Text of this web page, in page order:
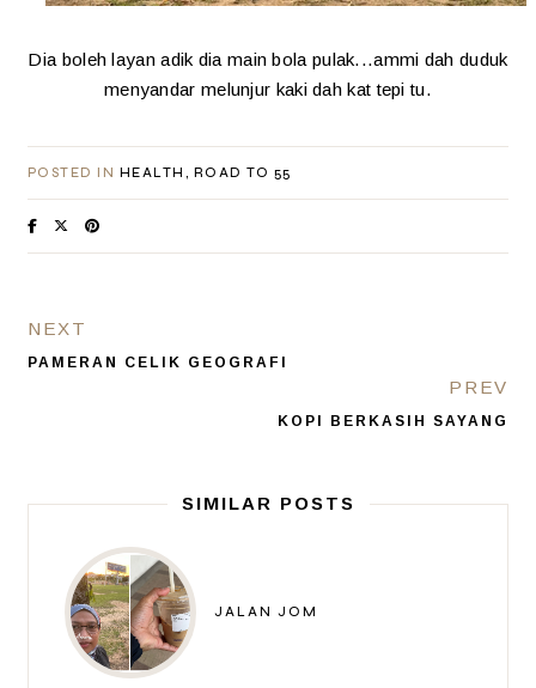
Dia boleh layan adik dia main bola pulak...ammi dah duduk
menyandar melunjur kaki dah kat tepi tu.
POSTED IN HEALTH ROAD TO 55
NEXT
PAMERAN CELIK GEOGRAFI
PREV
KOPI BERKASIH SAYANG
SIMILAR POSTS
JALAN JOM